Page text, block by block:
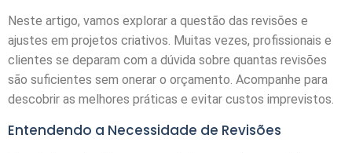
Neste artigo, vamos explorar a questão das revisões e
ajustes em projetos criativos. Muitas vezes, profissionais e
clientes se deparam com a dúvida sobre quantas revisões
são suficientes sem onerar o orçamento. Acompanhe para
descobrir as melhores práticas e evitar custos imprevistos.
Entendendo a Necessidade de Revisões